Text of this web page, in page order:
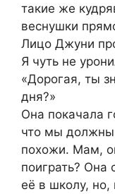
такие же
веснушки
Лицо Джуни
Я чуть не
«Дорогая, ты
дня?»
Она покачала
что мы
похожи. Мам,
поиграть? Она
её в школу,